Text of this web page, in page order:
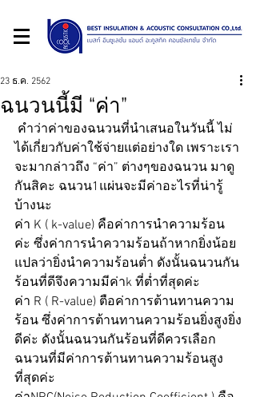
ฉนวนนี้มี “ค่า”
23 ธ.ค. 2562
ได้เกี่ยวกับค่าใช้จ่ายแต่อย่างใด เพราะเรา
จะมากล่าวถึง “ค่า” ต่างๆของฉนวน มาดู
กันสิคะ ฉนวน1แผ่นจะมีค่าอะไรที่น่ารู้
บ้างนะ
ค่า K ( k-value) คือค่าการนำความร้อน
ค่ะ ซึ่งค่าการนำความร้อนถ้าหากยิ่งน้อย
แปลว่ายิ่งนำความร้อนต่ำ ดังนั้นฉนวนกัน
ร้อนที่ดีจึงความมีค่าk ที่ต่ำที่สุดค่ะ
ค่า R ( R-value) ตือค่าการต้านทานความ
ร้อน ซึ่งค่าการต้านทานความร้อนยิ่งสูงยิ่ง
ดีค่ะ ดังนั้นฉนวนกันร้อนที่ดีควรเลือก
ฉนวนที่มีค่าการต้านทานความร้อนสูง
ที่สุดค่ะ